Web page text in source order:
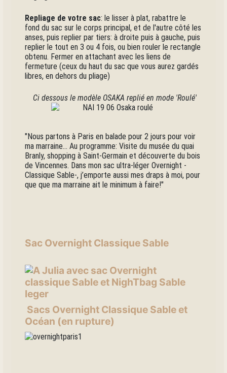
Repliage de votre sac: le lisser à plat, rabattre le
fond du sac sur le corps principal, et de l'autre côté les
anses, puis replier par tiers: à droite puis à gauche, puis
replier le tout en 3 ou 4 fois, ou bien rouler le rectangle
obtenu. Fermer en attachant avec les liens de
fermeture (ceux du haut du sac que vous aurez gardés
libres, en dehors du pliage)
Ci dessous le modèle OSAKA replié en mode 'Roulé'
"Nous partons à Paris en balade pour 2 jours pour voir
ma marraine… Au programme: Visite du musée du quai
Branly, shopping à Saint-Germain et découverte du bois
de Vincennes. Dans mon sac ultra-léger Overnight -
Classique Sable-, j’emporte aussi mes draps à moi, pour
que que ma marraine ait le minimum à faire!"
Sac Overnight Classique Sable
Sacs Overnight Classique Sable et
Océan (en rupture)